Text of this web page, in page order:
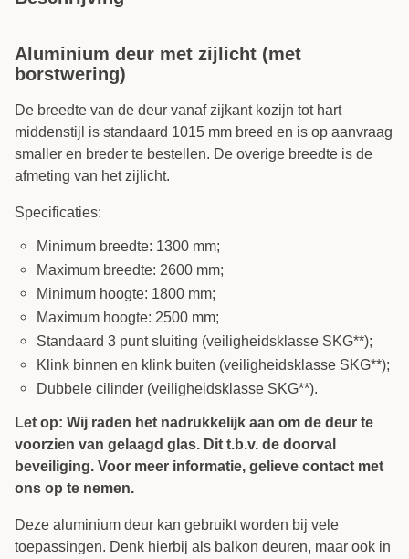
Aluminium deur met zijlicht (met
borstwering)
De breedte van de deur vanaf zijkant kozijn tot hart
middenstijl is standaard 1015 mm breed en is op aanvraag
smaller en breder te bestellen. De overige breedte is de
afmeting van het zijlicht.
Specificaties:
Minimum breedte: 1300 mm;
Maximum breedte: 2600 mm;
Minimum hoogte: 1800 mm;
Maximum hoogte: 2500 mm;
Standaard 3 punt sluiting (veiligheidsklasse SKG**);
Klink binnen en klink buiten (veiligheidsklasse SKG**);
Dubbele cilinder (veiligheidsklasse SKG**).
Let op: Wij raden het nadrukkelijk aan om de deur te
voorzien van gelaagd glas. Dit t.b.v. de doorval
beveiliging. Voor meer informatie, gelieve contact met
ons op te nemen.
Deze aluminium deur kan gebruikt worden bij vele
toepassingen. Denk hierbij als balkon deuren, maar ook in